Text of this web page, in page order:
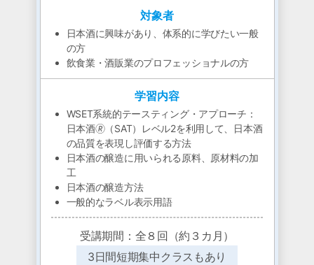
対象者
日本酒に興味があり、体系的に学びたい一般
の方
飲食業・酒販業のプロフェッショナルの方
学習内容
WSET系統的テースティング・アプローチ：
日本酒🄬（SAT）レベル2を利用して、日本酒
の品質を表現し評価する方法
日本酒の醸造に用いられる原料、原材料の加
工
日本酒の醸造方法
一般的なラベル表示用語
受講期間：全８回（約３カ月）
3日間短期集中クラスもあり